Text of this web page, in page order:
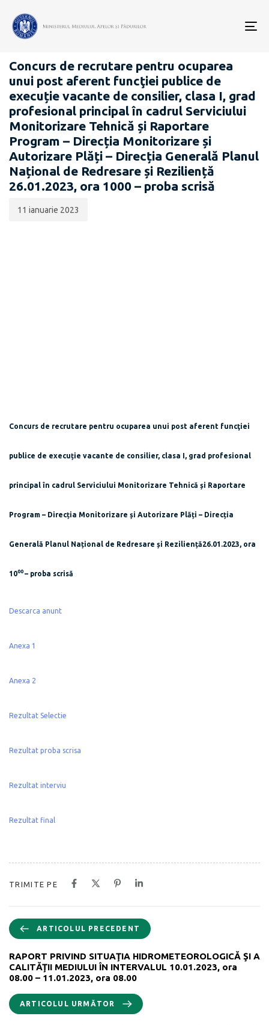
CARIERĂ
Concurs de recrutare pentru ocuparea
unui post aferent funcţiei publice de
execuție vacante de consilier, clasa I, grad
profesional principal în cadrul Serviciului
Monitorizare Tehnică și Raportare
Program – Direcția Monitorizare și
Autorizare Plăți – Direcția Generală Planul
Național de Redresare și Reziliență
26.01.2023, ora 1000 – proba scrisă
publicării:
11 ianuarie 2023
Concurs de recrutare pentru ocuparea unui post aferent funcţiei
publice de execuție vacante de consilier, clasa I, grad profesional
principal în cadrul Serviciului Monitorizare Tehnică și Raportare
Program – Direcția Monitorizare și Autorizare Plăți – Direcția
Generală Planul Național de Redresare și Reziliență26.01.2023, ora
1000 – proba scrisă
Descarca anunt
Anexa 1
Anexa 2
Rezultat Selectie
Rezultat proba scrisa
Rezultat interviu
Rezultat final
TRIMITE PE
ARTICOLUL PRECEDENT
RAPORT PRIVIND SITUAŢIA HIDROMETEOROLOGICĂ ŞI A
CALITĂŢII MEDIULUI ÎN INTERVALUL 10.01.2023, ora
08.00 – 11.01.2023, ora 08.00
ARTICOLUL URMĂTOR